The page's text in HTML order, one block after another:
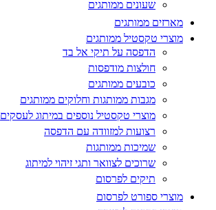
שעונים ממותגים
מארזים ממותגים
מוצרי טקסטיל ממותגים
הדפסה על תיקי אל בד
חולצות מודפסות
כובעים ממותגים
מגבות ממותגות וחלוקים ממותגים
מוצרי טקסטיל נוספים במיתוג לעסקים
רצועות למזוודה עם הדפסה
שמיכות ממותגות
שרוכים לצוואר ותגי זיהוי למיתוג
תיקים לפרסום
מוצרי ספורט לפרסום